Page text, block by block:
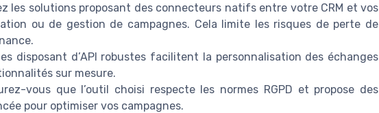
les solutions proposant des connecteurs natifs entre votre CRM et vos
ou de gestion de campagnes. Cela limite les risques de perte de
disposant d’API robustes facilitent la personnalisation des échanges
sur mesure.
vous que l’outil choisi respecte les normes RGPD et propose des
pour optimiser vos campagnes.